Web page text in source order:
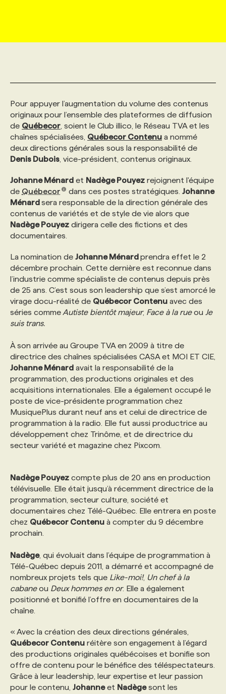
PRIX ET DISTINCTIONS
TENDANCES
GEO/SEO
ÉVÉNEMENTIEL
NOS AUTEUR‧RICES
FAQ
ANNONCEZ AVEC NOUS
FORMATIONS PERSONNALISÉES
NOS FORMATEUR‧RICES
POURQUOI CHOISIR NOS FORMATIONS
NOS TARIFS
FAQ
ANNONCEZ AVEC NOUS
NOS TARIFS
NOS EXPERTISES
ANNONCEZ AVEC NOUS
Pour appuyer l’augmentation du volume des contenus
originaux pour l’ensemble des plateformes de diffusion
de Québecor , soient le Club illico, le Réseau TVA et les
chaînes spécialisées, Québecor Contenu a nommé
deux directions générales sous la responsabilité de
Denis Dubois , vice-président, contenus originaux.
Johanne Ménard et Nadège Pouyez rejoignent l'équipe
de Québecor dans ces postes stratégiques. Johanne
Ménardsera responsable de la direction générale des
contenus de variétés et de style de vie alors que
Nadège Pouyez dirigera celle des fictions et des
documentaires.
La nomination de Johanne Ménardprendra effet le 2
décembre prochain. Cette dernière est reconnue dans
l’industrie comme spécialiste de contenus depuis près
de 25 ans. C’est sous son leadership que s’est amorcé le
virage docu-réalité de Québecor Contenu avec des
séries comme Autiste bientôt majeur, Face à la rueou Je
suis trans.
À son arrivée au Groupe TVA en 2009 à titre de
directrice des chaînes spécialisées CASA et MOI ET CIE,
Johanne Ménard avait la responsabilité de la
programmation, des productions originales et des
acquisitions internationales. Elle a également occupé le
poste de vice-présidente programmation chez
MusiquePlus durant neuf ans et celui de directrice de
programmation à la radio. Elle fut aussi productrice au
développement chez Trinôme, et de directrice du
secteur variété et magazine chez Pixcom.
Nadège Pouyez compte plus de 20 ans en production
télévisuelle. Elle était jusqu’à récemment directrice de la
programmation, secteur culture, société et
documentaires chez Télé-Québec. Elle entrera en poste
chez Québecor Contenu à compter du 9 décembre
prochain.
Nadège, qui évoluait dans l’équipe de programmation à
Télé-Québec depuis 2011, a démarré et accompagné de
nombreux projets tels que Like-moi!, Un chef à la
cabaneou Deux hommes en or. Elle a également
positionné et bonifié l’offre en documentaires de la
chaîne.
« Avec la création des deux directions générales,
Québecor Contenu réitère son engagement à l’égard
des productions originales québécoises et bonifie son
offre de contenu pour le bénéfice des téléspectateurs.
Grâce à leur leadership, leur expertise et leur passion
pour le contenu, Johanneet Nadègesont les